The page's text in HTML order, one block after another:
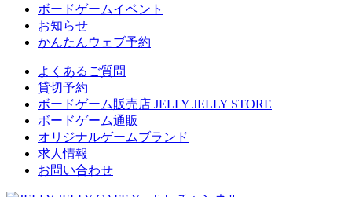
ボードゲームイベント
お知らせ
かんたんウェブ予約
よくあるご質問
貸切予約
ボードゲーム販売店 JELLY JELLY STORE
ボードゲーム通販
オリジナルゲームブランド
求人情報
お問い合わせ